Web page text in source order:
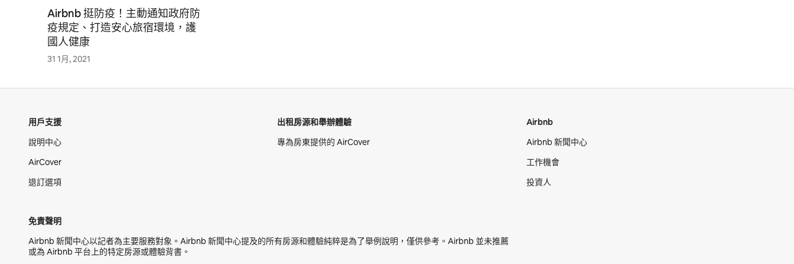
Airbnb 挺防疫！主動通知政府防
疫規定、打造安心旅宿環境，護
國人健康
31 1月, 2021
用戶支援
說明中心
AirCover
退訂選項
出租房源和舉辦體驗
專為房東提供的 AirCover
Airbnb
Airbnb 新聞中心
工作機會
投資人
免責聲明
Airbnb 新聞中心以記者為主要服務對象。Airbnb 新聞中心提及的所有房源和體驗純粹是為了舉例說明，僅供參考。Airbnb 並未推薦
或為 Airbnb 平台上的特定房源或體驗背書。